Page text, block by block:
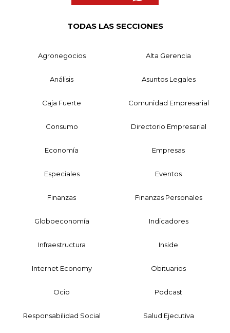
TODAS LAS SECCIONES
Agronegocios Alta Gerencia
Análisis Asuntos Legales
Caja Fuerte Comunidad Empresarial
Consumo Directorio Empresarial
Economía Empresas
Especiales Eventos
Finanzas Finanzas Personales
Globoeconomía Indicadores
Infraestructura Inside
Internet Economy Obituarios
Ocio Podcast
Responsabilidad Social Salud Ejecutiva